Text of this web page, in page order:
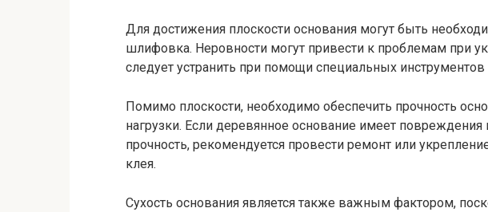
Для достижения плоскости основания могут быть
шлифовка. Неровности могут привести к проблемам при
следует устранить при помощи специальных инструментов
Помимо плоскости, необходимо обеспечить прочность
нагрузки. Если деревянное основание имеет повреждения
прочность, рекомендуется провести ремонт или
клея.
Сухость основания является также важным фактором,